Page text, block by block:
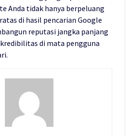
Anda tidak hanya berpeluang
di hasil pencarian Google
reputasi jangka panjang
di mata pengguna